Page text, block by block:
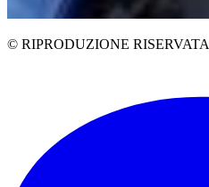
© RIPRODUZIONE RISERVATA